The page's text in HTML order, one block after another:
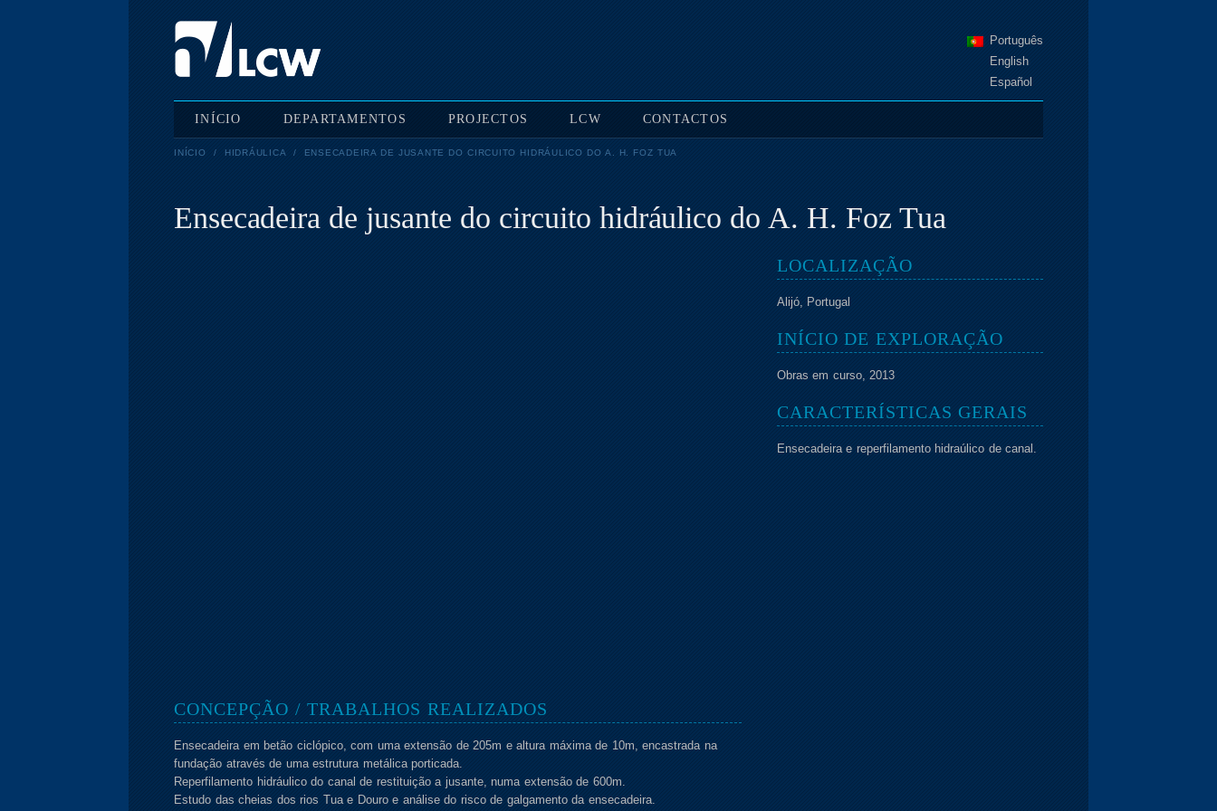
Português
English
Español
INÍCIO DEPARTAMENTOS PROJECTOS LCW CONTACTOS
INÍCIO / HIDRÁULICA / ENSECADEIRA DE JUSANTE DO CIRCUITO HIDRÁULICO DO A. H. FOZ TUA
Ensecadeira de jusante do circuito hidráulico do A. H. Foz Tua
CONCEPÇÃO / TRABALHOS REALIZADOS
Ensecadeira em betão ciclópico, com uma extensão de 205m e altura máxima de 10m, encastrada na
fundação através de uma estrutura metálica porticada.
Reperfilamento hidráulico do canal de restituição a jusante, numa extensão de 600m.
Estudo das cheias dos rios Tua e Douro e análise do risco de galgamento da ensecadeira.
LOCALIZAÇÃO
Alijó, Portugal
INÍCIO DE EXPLORAÇÃO
Obras em curso, 2013
CARACTERÍSTICAS GERAIS
Ensecadeira e reperfilamento hidraúlico de canal.